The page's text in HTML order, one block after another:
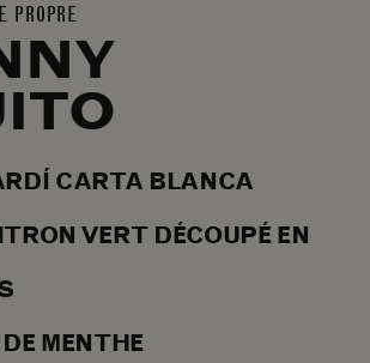
PROPRE
CARTA BLANCA
VERT DÉCOUPÉ EN
DE MENTHE